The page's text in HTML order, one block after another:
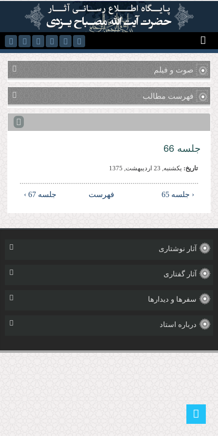
رفتن به محتوای اصلی
صوت و فیلم
فهرست مطالب
جلسه 66
تاریخ: يكشنبه, 23 ارديبهشت, 1375
‹ جلسه 65 فهرست جلسه 67 ›
آثار نوشتاری
آثار گفتاری
سفرها و دیدارها
درباره استاد